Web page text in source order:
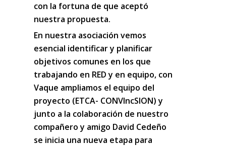
con la fortuna de que aceptó
nuestra propuesta.
En nuestra asociación vemos
esencial identificar y planificar
objetivos comunes en los que
trabajando en RED y en equipo, con
Vaque ampliamos el equipo del
proyecto (ETCA- CONVIncSION) y
junto a la colaboración de nuestro
compañero y amigo David Cedeño
se inicia una nueva etapa para